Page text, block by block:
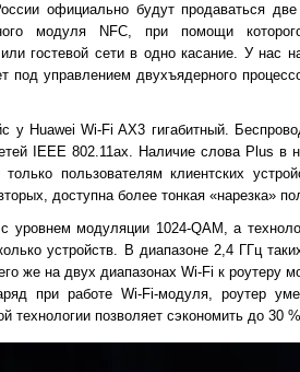
официально будут продаваться
модуля NFC, при помощи
гостевой сети в одно касание. У нас
управлением двухъядерного
Huawei Wi-Fi AX3 гигабитный.
IEEE 802.11ax. Наличие слова Plus в
пользователям клиентских
доступна более тонкая «нарезка»
модуляции 1024-QAM, а
устройств. В диапазоне 2,4 ГГц
же на двух диапазонах Wi-Fi к роутеру
при работе Wi-Fi-модуля, роутер
позволяет сэкономить до 30